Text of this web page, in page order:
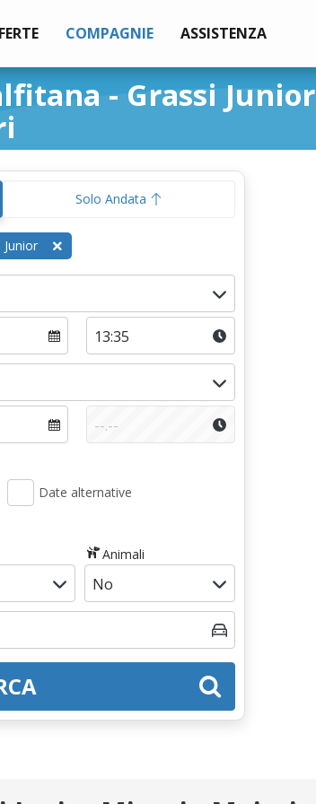
COMPAGNIE ASSISTENZA
- Grassi Junior
Solo Andata
Date alternative
Animali